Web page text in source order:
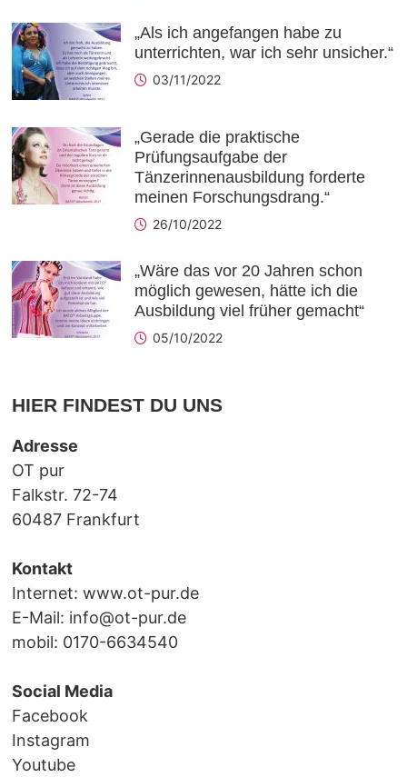
„Als ich angefangen habe zu
unterrichten, war ich sehr unsicher.“
03/11/2022
„Gerade die praktische
Prüfungsaufgabe der
Tänzerinnenausbildung forderte
meinen Forschungsdrang.“
26/10/2022
„Wäre das vor 20 Jahren schon
möglich gewesen, hätte ich die
Ausbildung viel früher gemacht“
05/10/2022
HIER FINDEST DU UNS
Adresse
OT pur
Falkstr. 72-74
60487 Frankfurt
Kontakt
Internet: www.ot-pur.de
E-Mail: info@ot-pur.de
mobil: 0170-6634540
Social Media
Facebook
Instagram
Youtube